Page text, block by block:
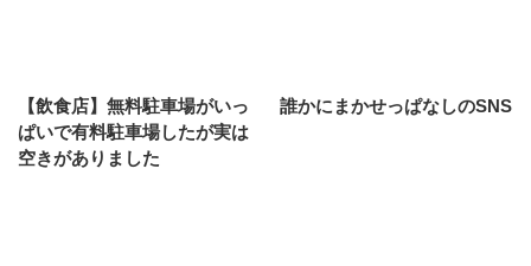
【飲食店】無料駐車場がいっ
ぱいで有料駐車場したが実は
空きがありました
誰かにまかせっぱなしのSNS